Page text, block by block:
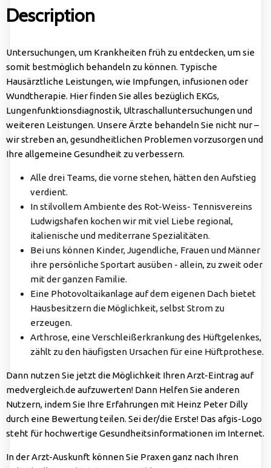
Description
Untersuchungen, um Krankheiten früh zu entdecken, um sie
somit bestmöglich behandeln zu können. Typische
Hausärztliche Leistungen, wie Impfungen, infusionen oder
Wundtherapie. Hier finden Sie alles bezüglich EKGs,
Lungenfunktionsdiagnostik, Ultraschalluntersuchungen und
weiteren Leistungen. Unsere Ärzte behandeln Sie nicht nur –
wir streben an, gesundheitlichen Problemen vorzusorgen und
Ihre allgemeine Gesundheit zu verbessern.
Alle drei Teams, die vorne stehen, hätten den Aufstieg
verdient.
In stilvollem Ambiente des Rot-Weiss- Tennisvereins
Ludwigshafen kochen wir mit viel Liebe regional,
italienische und mediterrane Spezialitäten.
Bei uns können Kinder, Jugendliche, Frauen und Männer
ihre persönliche Sportart ausüben - allein, zu zweit oder
mit der ganzen Familie.
Eine Photovoltaikanlage auf dem eigenen Dach bietet
Hausbesitzern die Möglichkeit, selbst Strom zu
erzeugen.
Arthrose, eine Verschleißerkrankung des Hüftgelenkes,
zählt zu den häufigsten Ursachen für eine Hüftprothese.
Dann nutzen Sie jetzt die Möglichkeit Ihren Arzt-Eintrag auf
medvergleich.de aufzuwerten! Dann Helfen Sie anderen
Nutzern, indem Sie Ihre Erfahrungen mit Heinz Peter Dilly
durch eine Bewertung teilen. Sei der/die Erste! Das afgis-Logo
steht für hochwertige Gesundheitsinformationen im Internet.
In der Arzt-Auskunft können Sie Praxen ganz nach Ihren